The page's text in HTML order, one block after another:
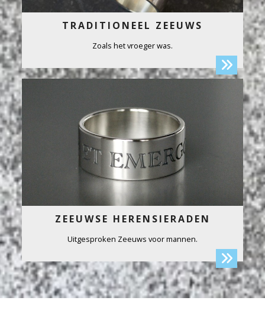
TRADITIONEEL ZEEUWS
Zoals het vroeger was.
ZEEUWSE HERENSIERADEN
Uitgesproken Zeeuws voor mannen.